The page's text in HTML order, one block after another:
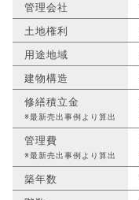
管理会社
土地権利
用途地域
建物構造
修繕積立金
※最新売出事例より算出
管理費
※最新売出事例より算出
築年数